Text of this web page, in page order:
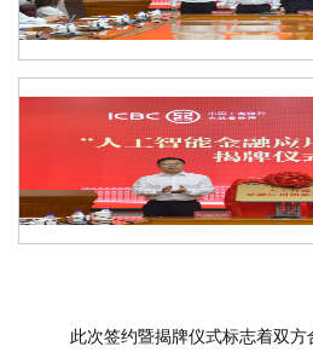
此次签约暨揭牌仪式标志着双方